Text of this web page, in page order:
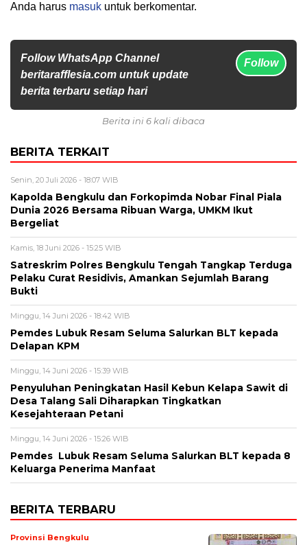
Anda harus masuk untuk berkomentar.
Follow WhatsApp Channel
beritarafflesia.com untuk update
berita terbaru setiap hari
Follow
Berita ini 6 kali dibaca
BERITA TERKAIT
Senin, 20 Juli 2026 - 18:07 WIB
Kapolda Bengkulu dan Forkopimda Nobar Final Piala
Dunia 2026 Bersama Ribuan Warga, UMKM Ikut
Bergeliat
Kamis, 18 Juni 2026 - 15:25 WIB
Satreskrim Polres Bengkulu Tengah Tangkap Terduga
Pelaku Curat Residivis, Amankan Sejumlah Barang
Bukti
Minggu, 14 Juni 2026 - 18:42 WIB
Pemdes Lubuk Resam Seluma Salurkan BLT kepada
Delapan KPM
Minggu, 14 Juni 2026 - 15:39 WIB
Penyuluhan Peningkatan Hasil Kebun Kelapa Sawit di
Desa Talang Sali Diharapkan Tingkatkan
Kesejahteraan Petani
Minggu, 14 Juni 2026 - 15:26 WIB
Pemdes Lubuk Resam Seluma Salurkan BLT kepada 8
Keluarga Penerima Manfaat
BERITA TERBARU
Provinsi Bengkulu